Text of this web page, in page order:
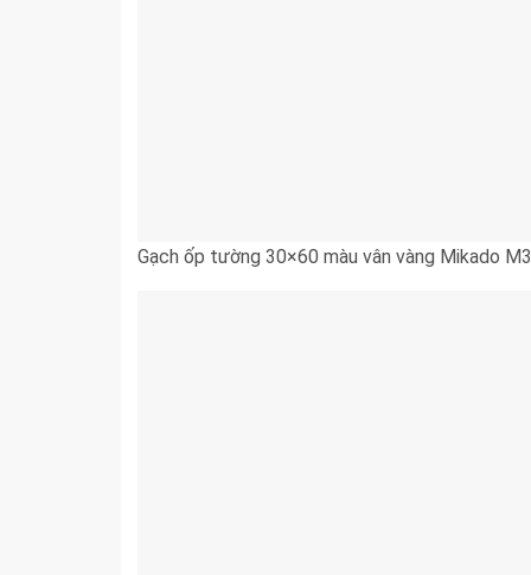
Gạch ốp tường 30×60 màu vân vàng Mikado